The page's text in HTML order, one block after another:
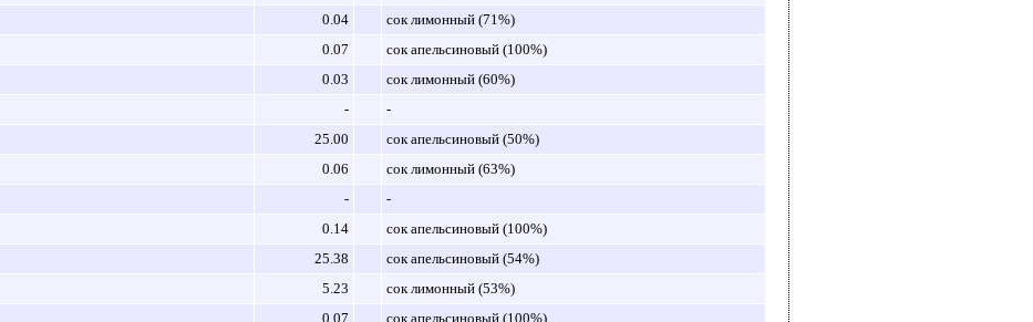
0.04
сок лимонный (71%)
0.07
сок апельсиновый (100%)
0.03
сок лимонный (60%)
-
-
25.00
сок апельсиновый (50%)
0.06
сок лимонный (63%)
-
-
0.14
сок апельсиновый (100%)
25.38
сок апельсиновый (54%)
5.23
сок лимонный (53%)
0.07 сок апельсиновый (100%)